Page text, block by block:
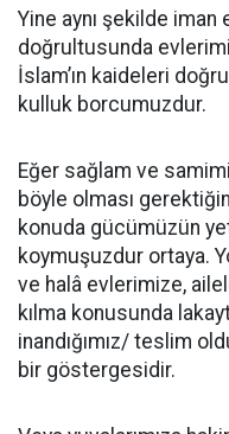
Yine aynı şekilde
doğrultusunda
İslam’ın kaideleri
kulluk borcumuzdur.
Eğer sağlam ve
böyle olması
konuda gücümüzün
koymuşuzdur ortaya.
ve halâ evlerimize,
kılma konusunda
inandığımız/ teslim
bir göstergesidir.